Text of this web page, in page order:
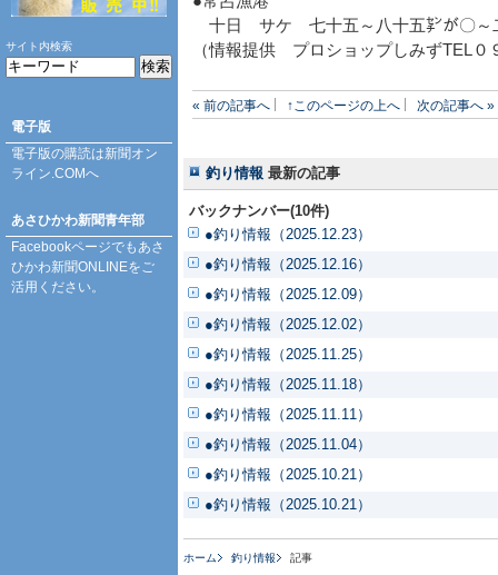
十日 サケ 七十五～八十五㌢が〇～
（情報提供 プロショップしみずTEL
« 前の記事へ ↑このページの上へ 次の記事へ »
釣り情報 最新の記事
バックナンバー(10件)
●釣り情報（2025.12.23）
●釣り情報（2025.12.16）
●釣り情報（2025.12.09）
●釣り情報（2025.12.02）
●釣り情報（2025.11.25）
●釣り情報（2025.11.18）
●釣り情報（2025.11.11）
●釣り情報（2025.11.04）
●釣り情報（2025.10.21）
●釣り情報（2025.10.21）
ホーム 釣り情報 記事
サイト内検索
電子版
電子版の購読は新聞オン
ライン.COMへ
あさひかわ新聞青年部
Facebookページでもあさ
ひかわ新聞ONLINEをご
活用ください。